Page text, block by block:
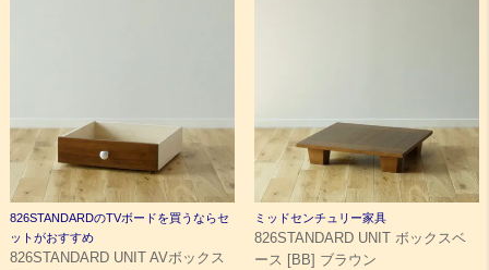
826STANDARDのTVボードを買うならセ
ットがおすすめ
826STANDARD UNIT AVボックス
ミッドセンチュリー家具
826STANDARD UNIT ボックスベ
ース [BB] ブラウン